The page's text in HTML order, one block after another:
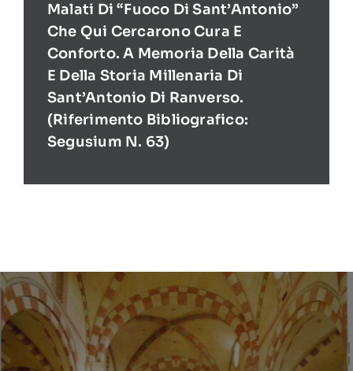
Malati Di “Fuoco Di Sant’Antonio”
Che Qui Cercarono Cura E
Conforto. A Memoria Della Carità
E Della Storia Millenaria Di
Sant’Antonio Di Ranverso.
(Riferimento Bibliografico:
Segusium N. 63)